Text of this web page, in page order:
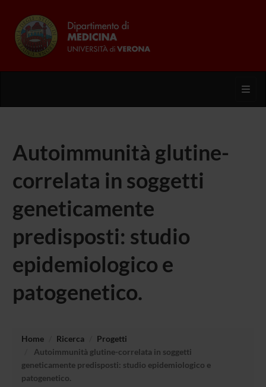
Autoimmunità glutine-
correlata in soggetti
geneticamente
predisposti: studio
epidemiologico e
patogenetico.
Home Ricerca
Progetti
Autoimmunità glutine-correlata in soggetti
geneticamente predisposti: studio epidemiologico e
patogenetico.